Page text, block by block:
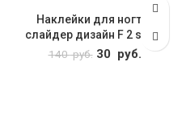
Наклейки для ногтей
слайдер дизайн F 2 silver
140руб. Первоначальная
30 руб.